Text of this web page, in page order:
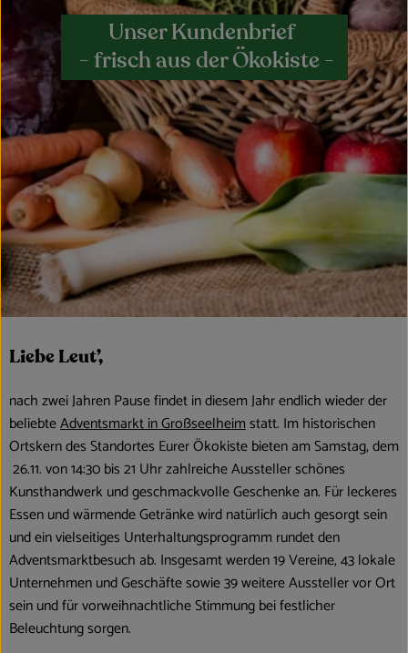
Obst & Gemüse
Kühltheke
Bäckerei
Vorratskammer
Getränke
Kosmetik
Haus, Garten & Co.
Über uns
Blog
Unser Kundenbrief
- frisch aus der Ökokiste -
Liebe Leut’,
nach zwei Jahren Pause findet in diesem Jahr endlich wieder der
beliebteAdventsmarkt in Großseelheimstatt. Im historischen
Ortskern des Standortes Eurer Ökokiste bieten am Samstag, dem
26.11. von 14:30 bis 21 Uhr zahlreiche Aussteller schönes
Kunsthandwerk und geschmackvolle Geschenke an. Für leckeres
Essen und wärmende Getränke wird natürlich auch gesorgt sein
und ein vielseitiges Unterhaltungsprogramm rundet den
Adventsmarktbesuch ab. Insgesamt werden 19 Vereine, 43 lokale
Unternehmen und Geschäfte sowie 39 weitere Aussteller vor Ort
sein und für vorweihnachtliche Stimmung bei festlicher
Beleuchtung sorgen.